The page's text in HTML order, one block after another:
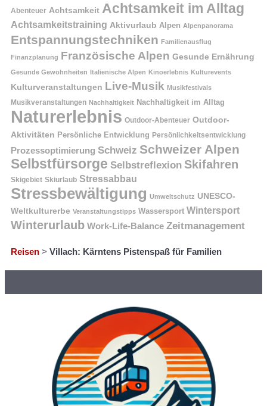
Abenteuer Achtsamkeit Achtsamkeit im Alltag
Achtsamkeitstraining Aktivurlaub Alpen Alpenpanorama
Entspannungstechniken Familienausflug
Finanzplanung Französische Alpen Gesunde Ernährung
Gesunde Gewohnheiten Italienische Alpen Kinoerlebnis Kulturevents
Kulturveranstaltungen Live-Musik Musikfestivals
Musikveranstaltungen Nachhaltigkeit Nachhaltigkeit im Alltag
Naturerlebnis Outdoor-Abenteuer Outdoor-
Aktivitäten Persönliche Entwicklung Persönlichkeitsentwicklung
Prozessoptimierung Schweiz Schweizer Alpen
Selbstfürsorge Selbstreflexion Skifahren
Skigebiet Skiurlaub Stressabbau
Stressbewältigung Umweltschutz UNESCO-
Weltkulturerbe Veranstaltungstipps Wassersport Wintersport
Winterurlaub Work-Life-Balance Zeitmanagement
Reisen > Villach: Kärntens Pistenspaß für Familien